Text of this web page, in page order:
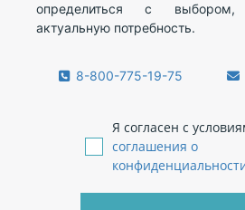
определиться с
актуальную потребность.
8-800-775-19-75
Я согласен с
соглашения о